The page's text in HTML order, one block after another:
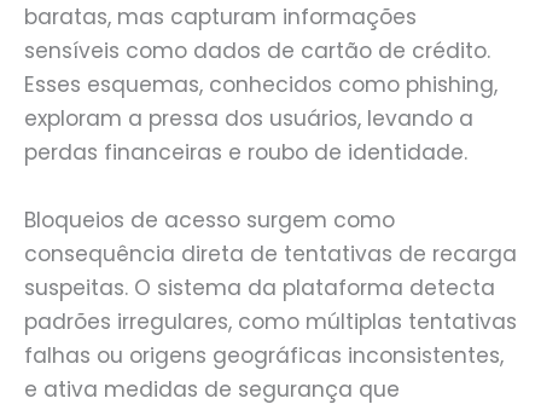
baratas, mas capturam informações
sensíveis como dados de cartão de crédito.
Esses esquemas, conhecidos como phishing,
exploram a pressa dos usuários, levando a
perdas financeiras e roubo de identidade.
Bloqueios de acesso surgem como
consequência direta de tentativas de recarga
suspeitas. O sistema da plataforma detecta
padrões irregulares, como múltiplas tentativas
falhas ou origens geográficas inconsistentes,
e ativa medidas de segurança que